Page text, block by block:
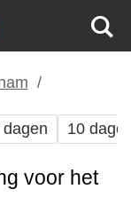
dagen 10
voor het